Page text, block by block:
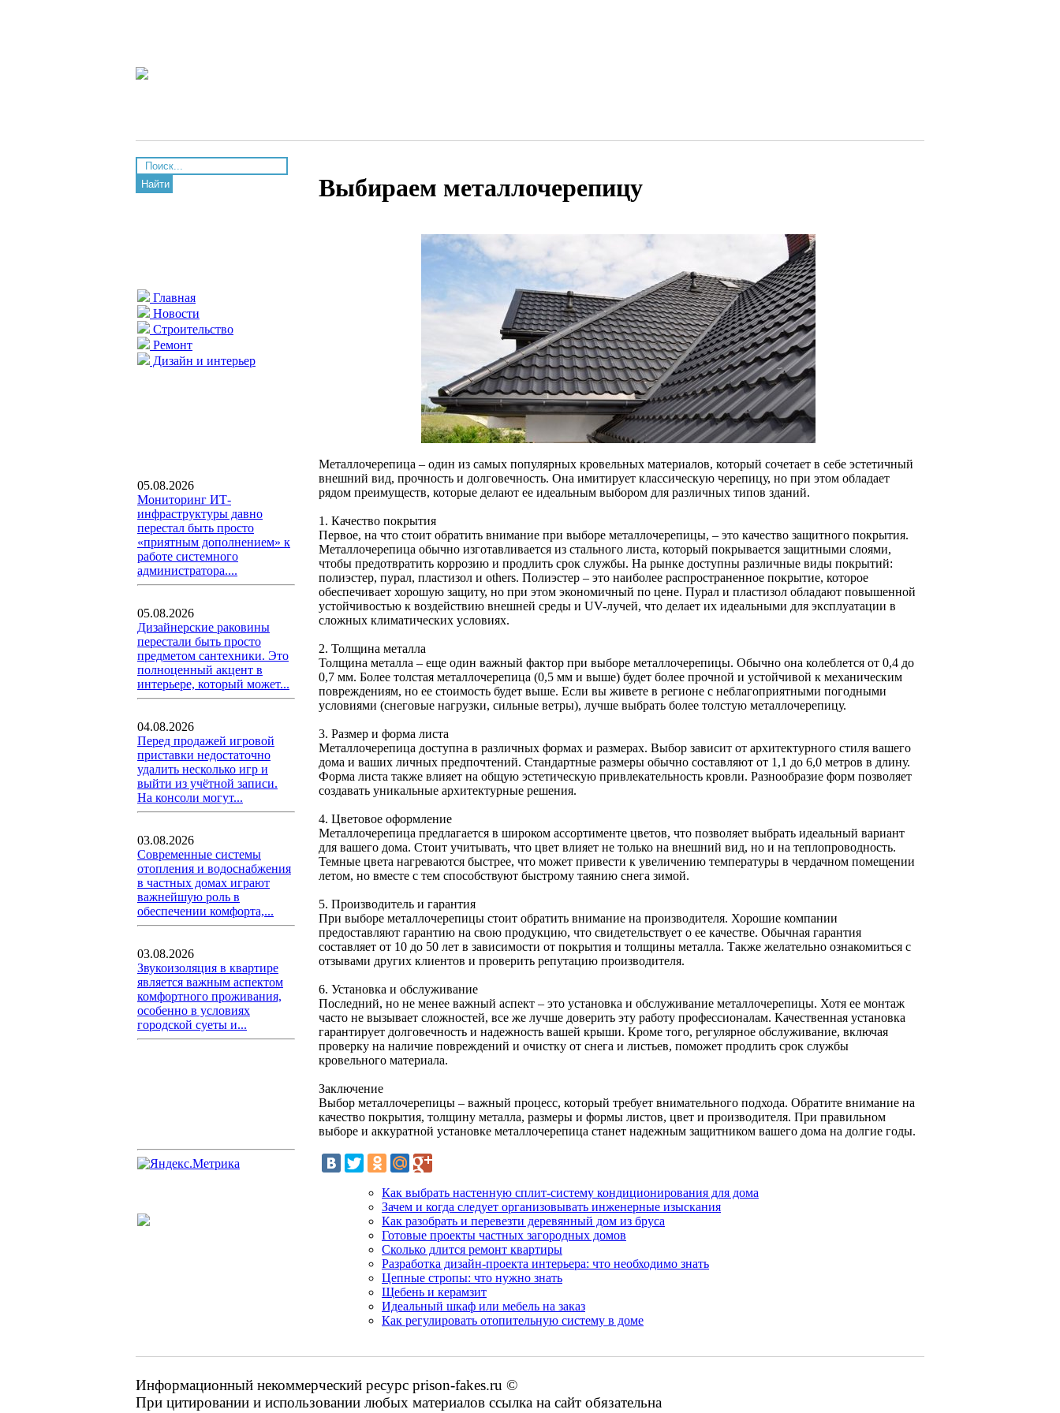
Найти
Главная
Новости
Строительство
Ремонт
Дизайн и интерьер
05.08.2026
Мониторинг ИТ-
инфраструктуры давно
перестал быть просто
«приятным дополнением» к
работе системного
администратора....
05.08.2026
Дизайнерские раковины
перестали быть просто
предметом сантехники. Это
полноценный акцент в
интерьере, который может...
04.08.2026
Перед продажей игровой
приставки недостаточно
удалить несколько игр и
выйти из учётной записи.
На консоли могут...
03.08.2026
Современные системы
отопления и водоснабжения
в частных домах играют
важнейшую роль в
обеспечении комфорта,...
03.08.2026
Звукоизоляция в квартире
является важным аспектом
комфортного проживания,
особенно в условиях
городской суеты и...
Выбираем металлочерепицу
Металлочерепица – один из самых популярных кровельных материалов, который сочетает в себе эстетичный
внешний вид, прочность и долговечность. Она имитирует классическую черепицу, но при этом обладает
рядом преимуществ, которые делают ее идеальным выбором для различных типов зданий.
1. Качество покрытия
Первое, на что стоит обратить внимание при выборе металлочерепицы, – это качество защитного покрытия.
Металлочерепица обычно изготавливается из стального листа, который покрывается защитными слоями,
чтобы предотвратить коррозию и продлить срок службы. На рынке доступны различные виды покрытий:
полиэстер, пурал, пластизол и others. Полиэстер – это наиболее распространенное покрытие, которое
обеспечивает хорошую защиту, но при этом экономичный по цене. Пурал и пластизол обладают повышенной
устойчивостью к воздействию внешней среды и UV-лучей, что делает их идеальными для эксплуатации в
сложных климатических условиях.
2. Толщина металла
Толщина металла – еще один важный фактор при выборе металлочерепицы. Обычно она колеблется от 0,4 до
0,7 мм. Более толстая металлочерепица (0,5 мм и выше) будет более прочной и устойчивой к механическим
повреждениям, но ее стоимость будет выше. Если вы живете в регионе с неблагоприятными погодными
условиями (снеговые нагрузки, сильные ветры), лучше выбрать более толстую металлочерепицу.
3. Размер и форма листа
Металлочерепица доступна в различных формах и размерах. Выбор зависит от архитектурного стиля вашего
дома и ваших личных предпочтений. Стандартные размеры обычно составляют от 1,1 до 6,0 метров в длину.
Форма листа также влияет на общую эстетическую привлекательность кровли. Разнообразие форм позволяет
создавать уникальные архитектурные решения.
4. Цветовое оформление
Металлочерепица предлагается в широком ассортименте цветов, что позволяет выбрать идеальный вариант
для вашего дома. Стоит учитывать, что цвет влияет не только на внешний вид, но и на теплопроводность.
Темные цвета нагреваются быстрее, что может привести к увеличению температуры в чердачном помещении
летом, но вместе с тем способствуют быстрому таянию снега зимой.
5. Производитель и гарантия
При выборе металлочерепицы стоит обратить внимание на производителя. Хорошие компании
предоставляют гарантию на свою продукцию, что свидетельствует о ее качестве. Обычная гарантия
составляет от 10 до 50 лет в зависимости от покрытия и толщины металла. Также желательно ознакомиться с
отзывами других клиентов и проверить репутацию производителя.
6. Установка и обслуживание
Последний, но не менее важный аспект – это установка и обслуживание металлочерепицы. Хотя ее монтаж
часто не вызывает сложностей, все же лучше доверить эту работу профессионалам. Качественная установка
гарантирует долговечность и надежность вашей крыши. Кроме того, регулярное обслуживание, включая
проверку на наличие повреждений и очистку от снега и листьев, поможет продлить срок службы
кровельного материала.
Заключение
Выбор металлочерепицы – важный процесс, который требует внимательного подхода. Обратите внимание на
качество покрытия, толщину металла, размеры и формы листов, цвет и производителя. При правильном
выборе и аккуратной установке металлочерепица станет надежным защитником вашего дома на долгие годы.
Как выбрать настенную сплит-систему кондиционирования для дома
Зачем и когда следует организовывать инженерные изыскания
Как разобрать и перевезти деревянный дом из бруса
Готовые проекты частных загородных домов
Сколько длится ремонт квартиры
Разработка дизайн-проекта интерьера: что необходимо знать
Цепные стропы: что нужно знать
Щебень и керамзит
Идеальный шкаф или мебель на заказ
Как регулировать отопительную систему в доме
Информационный некоммерческий ресурс prison-fakes.ru ©
При цитировании и использовании любых материалов ссылка на сайт обязательна